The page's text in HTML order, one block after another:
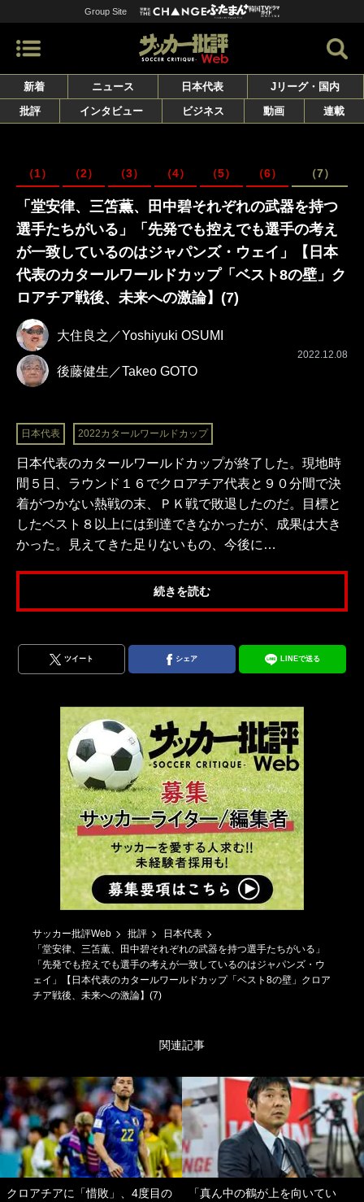
Group Site
新着 ニュース 日本代表
Jリーグ・国内
批評
インタビュー ビジネス 動画 連載
（1） （2） （3） （4） （5） （6） （7）
「堂安律、三笘薫、田中碧それぞれの武器を持つ
選手たちがいる」「先発でも控えでも選手の考え
が一致しているのはジャパンズ・ウェイ」【日本
代表のカタールワールドカップ「ベスト8の壁」ク
ロアチア戦後、未来への激論】(7)
大住良之／Yoshiyuki OSUMI
後藤健生／Takeo GOTO
2022.12.08
日本代表 2022カタールワールドカップ
日本代表のカタールワールドカップが終了した。現地時
間５日、ラウンド１６でクロアチア代表と９０分間で決
着がつかない熱戦の末、ＰＫ戦で敗退したのだ。目標と
したベスト８以上には到達できなかったが、成果は大き
かった。見えてきた足りないもの、今後に…
続きを読む
ツイート シェア LINEで送る
サッカー批評Web 批評
日本代表
「堂安律、三笘薫、田中碧それぞれの武器を持つ選手たちがいる」
「先発でも控えでも選手の考えが一致しているのはジャパンズ・ウ
ェイ」【日本代表のカタールワールドカップ「ベスト8の壁」クロア
チア戦後、未来への激論】(7)
関連記事
クロアチアに「惜敗」、4度目の
「真ん中の鶴が上を向いてい